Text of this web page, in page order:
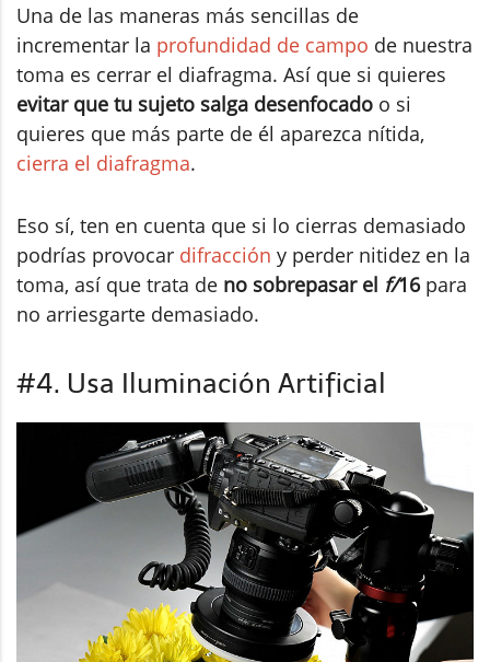
Una de las maneras más sencillas de
incrementar la profundidad de campo de nuestra
toma es cerrar el diafragma. Así que si quieres
evitar que tu sujeto salga desenfocado o si
quieres que más parte de él aparezca nítida,
cierra el diafragma.
Eso sí, ten en cuenta que si lo cierras demasiado
podrías provocar difracción y perder nitidez en la
toma, así que trata de no sobrepasar el f/16para
no arriesgarte demasiado.
#4. Usa Iluminación Artificial